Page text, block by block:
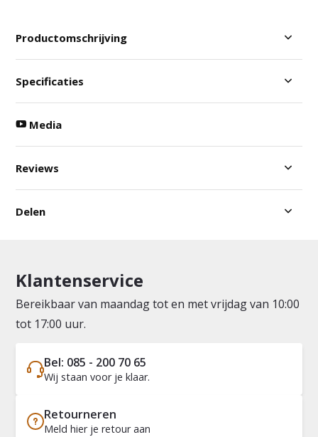
Productomschrijving
Specificaties
Media
Reviews
Delen
Klantenservice
Bereikbaar van maandag tot en met vrijdag van 10:00
tot 17:00 uur.
Bel: 085 - 200 70 65
Wij staan voor je klaar.
Retourneren
Meld hier je retour aan